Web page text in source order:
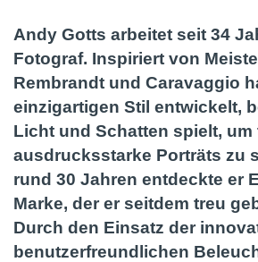
Andy Gotts arbeitet seit 34
Fotograf. Inspiriert von
Rembrandt und Caravaggio
einzigartigen Stil entwickelt,
Licht und Schatten spielt, um
ausdrucksstarke Porträts zu
rund 30 Jahren entdeckte er
Marke, der er seitdem treu
Durch den Einsatz der
benutzerfreundlichen